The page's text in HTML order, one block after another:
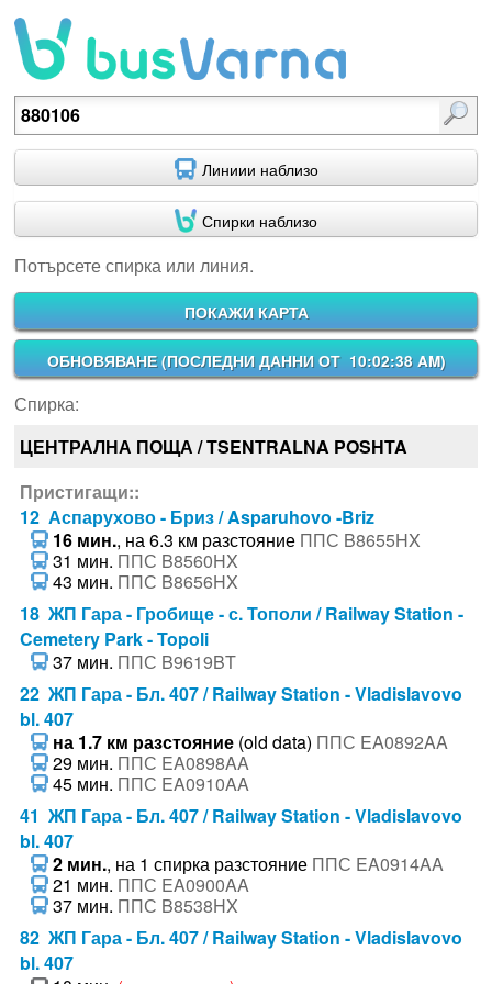
Потърсете спирка или линия.
Линиии наблизо
Спирки наблизо
Потърсете спирка или линия.
ПОКАЖИ КАРТА
ОБНОВЯВАНЕ (ПОСЛЕДНИ ДАННИ ОТ 10:02:38 AM)
Спирка:
ЦЕНТРАЛНА ПОЩА / TSENTRALNA POSHTA
Пристигащи::
12 Аспарухово - Бриз / Asparuhovo -Briz
16 мин., на 6.3 км разстояние ППС B8655HX
31 мин. ППС B8560HX
43 мин. ППС B8656HX
18 ЖП Гара - Гробище - с. Тополи / Railway Station -
Cemetery Park - Topoli
37 мин. ППС B9619BT
22 ЖП Гара - Бл. 407 / Railway Station - Vladislavovo
bl. 407
на 1.7 км разстояние(old data) ППС EA0892AA
29 мин. ППС EA0898AA
45 мин. ППС EA0910AA
41 ЖП Гара - Бл. 407 / Railway Station - Vladislavovo
bl. 407
2 мин., на 1 спирка разстояние ППС EA0914AA
21 мин. ППС EA0900AA
37 мин. ППС B8538HX
82 ЖП Гара - Бл. 407 / Railway Station - Vladislavovo
bl. 407